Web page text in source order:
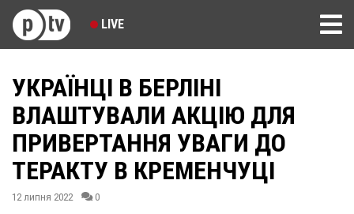
LIVE
УКРАЇНЦІ В БЕРЛІНІ
ВЛАШТУВАЛИ АКЦІЮ ДЛЯ
ПРИВЕРТАННЯ УВАГИ ДО
ТЕРАКТУ В КРЕМЕНЧУЦІ
12 липня 2022 0